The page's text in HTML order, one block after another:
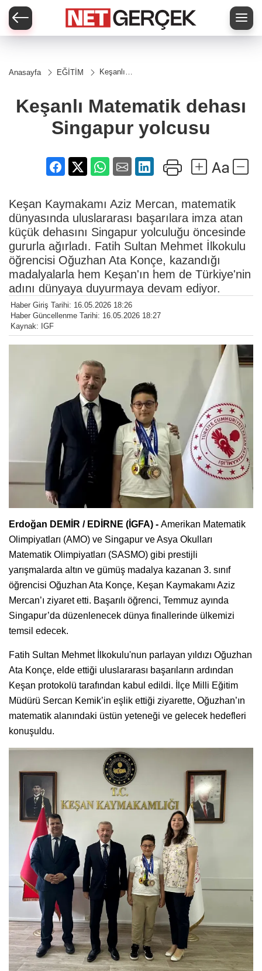
Anasayfa EĞİTİM
Keşanlı
Singapur
yolcusu
Keşanlı Matematik dehası
Singapur yolcusu
Keşan Kaymakamı Aziz Mercan, matematik
dünyasında uluslararası başarılara imza atan
küçük dehasını Singapur yolculuğu öncesinde
gururla ağırladı. Fatih Sultan Mehmet İlkokulu
öğrencisi Oğuzhan Ata Konçe, kazandığı
madalyalarla hem Keşan'ın hem de Türkiye'nin
adını dünyaya duyurmaya devam ediyor.
Haber Giriş Tarihi: 16.05.2026 18:26
Haber Güncellenme Tarihi: 16.05.2026 18:27
Kaynak: IGF
Erdoğan DEMİR / EDİRNE (İGFA) - Amerikan Matematik
Olimpiyatları (AMO) ve Singapur ve Asya Okulları
Matematik Olimpiyatları (SASMO) gibi prestijli
yarışmalarda altın ve gümüş madalya kazanan 3. sınıf
öğrencisi Oğuzhan Ata Konçe, Keşan Kaymakamı Aziz
Mercan’ı ziyaret etti. Başarılı öğrenci, Temmuz ayında
Singapur’da düzenlenecek dünya finallerinde ülkemizi
temsil edecek.
Fatih Sultan Mehmet İlkokulu'nun parlayan yıldızı Oğuzhan
Ata Konçe, elde ettiği uluslararası başarıların ardından
Keşan protokolü tarafından kabul edildi. İlçe Milli Eğitim
Müdürü Sercan Kemik’in eşlik ettiği ziyarette, Oğuzhan’ın
matematik alanındaki üstün yeteneği ve gelecek hedefleri
konuşuldu.